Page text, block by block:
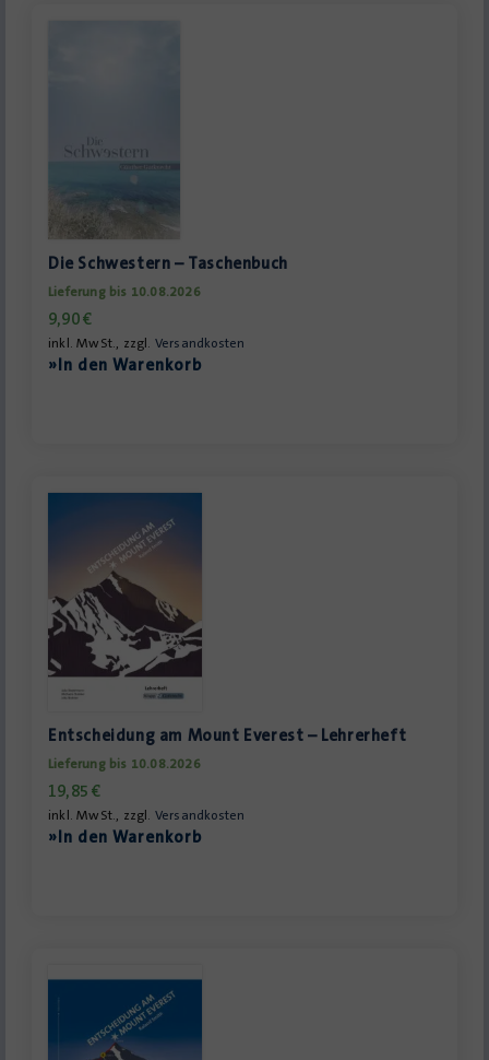
Die Schwestern – Taschenbuch
Lieferung bis 10.08.2026
9,90€
inkl. MwSt., zzgl. Versandkosten
»In den Warenkorb
Entscheidung am Mount Everest – Lehrerheft
Lieferung bis 10.08.2026
19,85€
inkl. MwSt., zzgl. Versandkosten
»In den Warenkorb